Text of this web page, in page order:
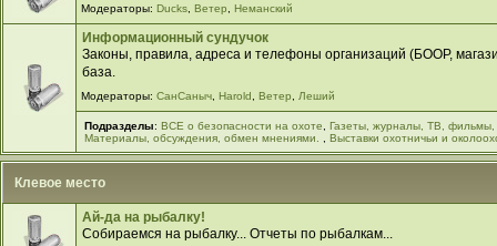
Модераторы: Ducks, Ветер Неманский
Информационный сундучок
Законы, правила, адреса и телефоны организаций (БООР,
база.
Модераторы: СанСаныч, Harold Ветер Леший
Подразделы:ВСЕ о безопасности на охоте ,Газеты, журналы, ТВ, фильмы,
Материалы, обсуждения, обмен мнениями.
,Выставки охотничьи и
Клевое место
Ай-да на рыбалку!
Собираемся на рыбалку... Отчеты по рыбалкам...